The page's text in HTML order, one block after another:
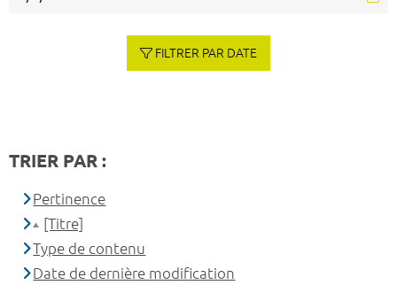
FILTRER PAR DATE
TRIER PAR :
Pertinence
[Titre]
Type de contenu
Date de dernière modification